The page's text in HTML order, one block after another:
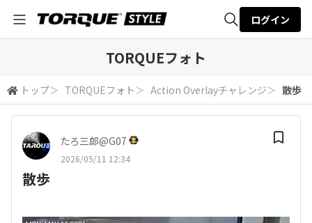
検索
ログイン
TORQUEフォト
トップ＞ TORQUEフォト ＞ Action Overlayチャレンジ＞ 散歩
たろ三郎@G07
2026/05/11 12:34
散歩